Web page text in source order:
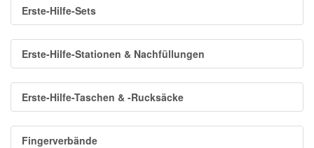
Erste-Hilfe-Sets
Erste-Hilfe-Stationen & Nachfüllungen
Erste-Hilfe-Taschen & -Rucksäcke
Fingerverbände